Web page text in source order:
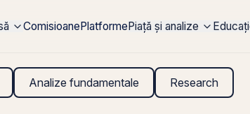
ComisioanePlatformePiață și analize
Analize fundamentale Research